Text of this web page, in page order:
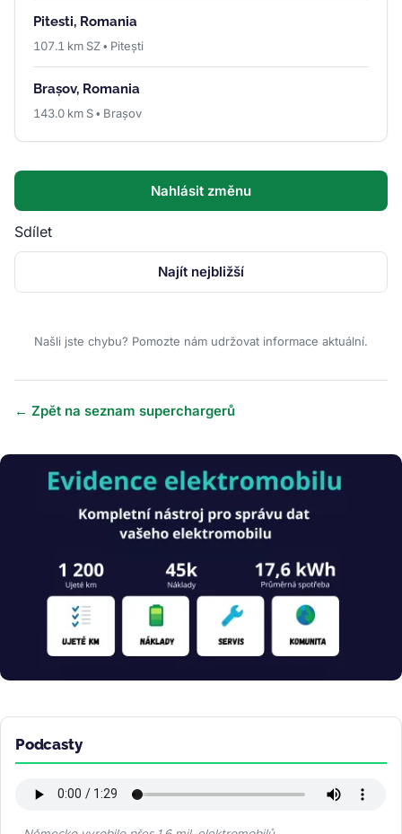
Pitesti, Romania
107.1 km SZ • Pitești
Brașov, Romania
143.0 km S • Brașov
Nahlásit změnu
Sdílet
Najít nejbližší
Našli jste chybu? Pomozte nám udržovat informace aktuální.
← Zpět na seznam superchargerů
Obrázek
Podcasty